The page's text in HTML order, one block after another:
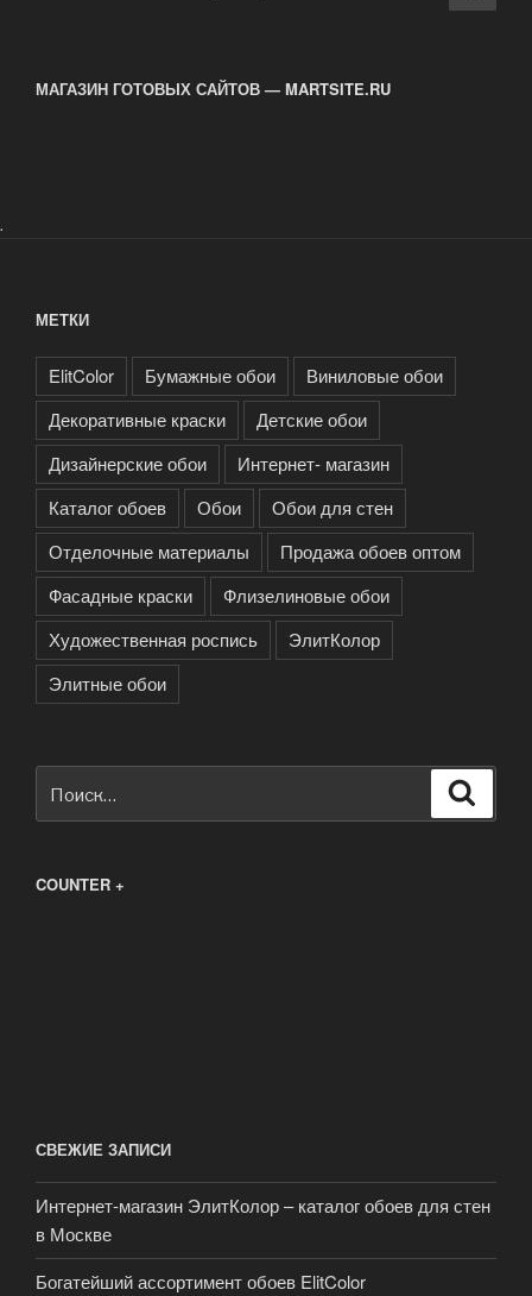
МАГАЗИН ГОТОВЫХ САЙТОВ — MARTSITE.RU
.
МЕТКИ
ElitColor Бумажные обои
Виниловые обои
Декоративные краски
Детские обои
Дизайнерские обои
Интернет- магазин
Каталог обоев
Обои
Обои для стен
Отделочные материалы
Продажа обоев оптом
Фасадные краски
Флизелиновые обои
Художественная роспись
ЭлитКолор
Элитные обои
COUNTER +
СВЕЖИЕ ЗАПИСИ
Интернет-магазин ЭлитКолор – каталог обоев для стен
в Москве
Богатейший ассортимент обоев ElitColor